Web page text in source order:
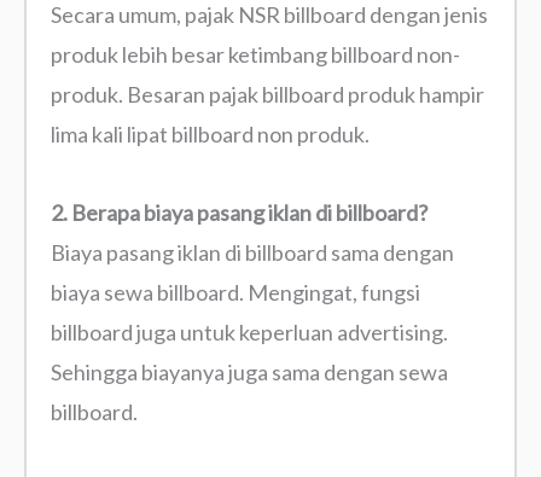
Secara umum, pajak NSR billboard dengan jenis
produk lebih besar ketimbang billboard non-
produk. Besaran pajak billboard produk hampir
lima kali lipat billboard non produk.
2. Berapa biaya pasang iklan di billboard?
Biaya pasang iklan di billboard sama dengan
biaya sewa billboard. Mengingat, fungsi
billboard juga untuk keperluan advertising.
Sehingga biayanya juga sama dengan sewa
billboard.